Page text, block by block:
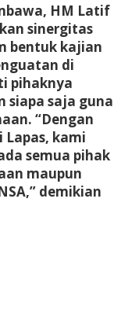
HM Latif
sinergitas
bentuk kajian
di
pihaknya
siapa saja guna
“Dengan
kami
semua pihak
maupun
demikian